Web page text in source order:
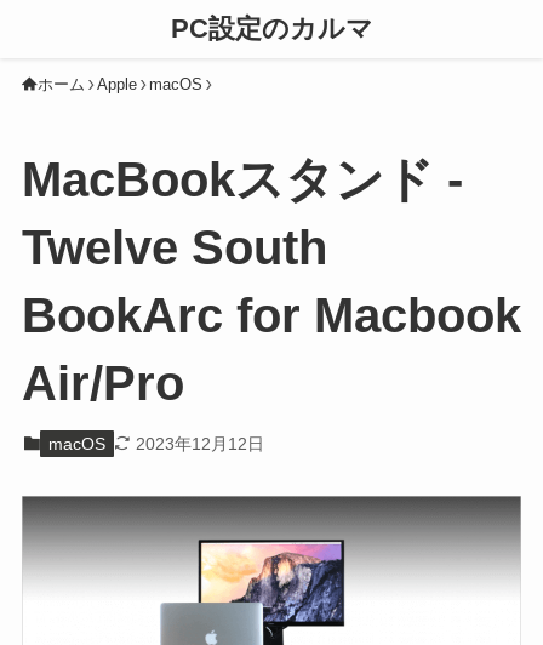
PC設定のカルマ
ホーム Apple macOS
MacBookスタンド -
Twelve South
BookArc for Macbook
Air/Pro
macOS 2023年12月12日